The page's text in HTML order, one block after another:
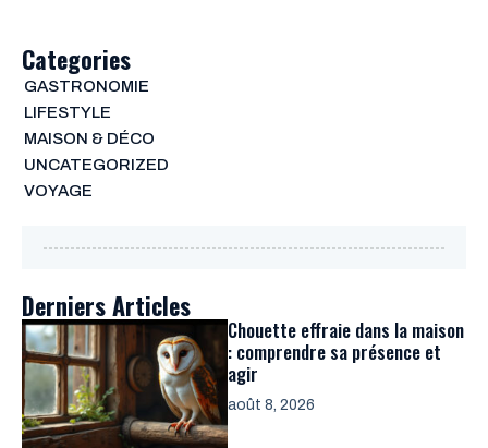
Categories
GASTRONOMIE
LIFESTYLE
MAISON & DÉCO
UNCATEGORIZED
VOYAGE
Derniers Articles
Chouette effraie dans la maison
: comprendre sa présence et
agir
août 8, 2026